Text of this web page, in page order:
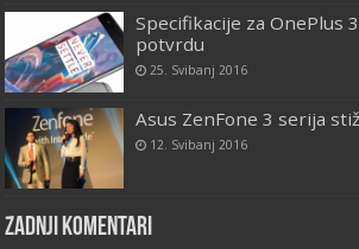
Specifikacije za OnePlus
potvrdu
25. Svibanj 2016
Asus ZenFone 3 serija
12. Svibanj 2016
Zadnji komentari